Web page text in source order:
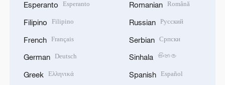
Esperanto Esperanto
Filipino Filipino
French Français
German Deutsch
Greek Ελληνικά
Romanian Română
Russian Русский
Serbian Српски
Sinhala සිංහල
Spanish Español